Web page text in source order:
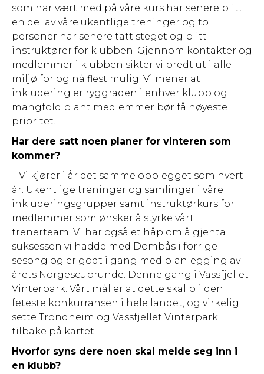
som har vært med på våre kurs har senere blitt
en del av våre ukentlige treninger og to
personer har senere tatt steget og blitt
instruktører for klubben. Gjennom kontakter og
medlemmer i klubben sikter vi bredt ut i alle
miljø for og nå flest mulig. Vi mener at
inkludering er ryggraden i enhver klubb og
mangfold blant medlemmer bør få høyeste
prioritet.
Har dere satt noen planer for vinteren som
kommer?
– Vi kjører i år det samme opplegget som hvert
år. Ukentlige treninger og samlinger i våre
inkluderingsgrupper samt instruktørkurs for
medlemmer som ønsker å styrke vårt
trenerteam. Vi har også et håp om å gjenta
suksessen vi hadde med Dombås i forrige
sesong og er godt i gang med planlegging av
årets Norgescuprunde. Denne gang i Vassfjellet
Vinterpark. Vårt mål er at dette skal bli den
feteste konkurransen i hele landet, og virkelig
sette Trondheim og Vassfjellet Vinterpark
tilbake på kartet.
Hvorfor syns dere noen skal melde seg inn i
en klubb?